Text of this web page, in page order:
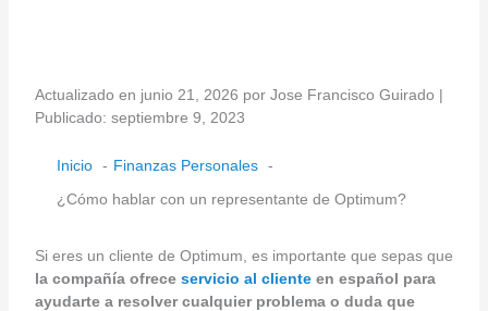
Actualizado en junio 21, 2026 por Jose Francisco Guirado |
Publicado: septiembre 9, 2023
Inicio
Finanzas Personales
¿Cómo hablar con un representante de Optimum?
Si eres un cliente de Optimum, es importante que sepas que
la compañía ofrece servicio al clienteen español para
ayudarte a resolver cualquier problema o duda que